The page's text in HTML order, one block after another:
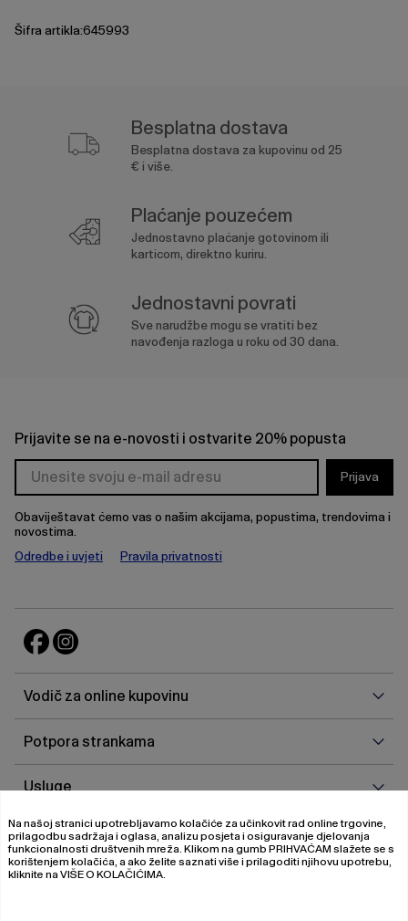
Šifra artikla:645993
Besplatna dostava
Besplatna dostava za kupovinu od 25
€ i više.
Plaćanje pouzećem
Jednostavno plaćanje gotovinom ili
karticom, direktno kuriru.
Jednostavni povrati
Sve narudžbe mogu se vratiti bez
navođenja razloga u roku od 30 dana.
Prijavite se na e-novosti i ostvarite 20% popusta
Prijava
Obaviještavat ćemo vas o našim akcijama, popustima, trendovima i
novostima.
Odredbe i uvjeti
Pravila privatnosti
Vodič za online kupovinu
Potpora strankama
Usluge
O
O nama
Na našoj stranici upotrebljavamo kolačiće za učinkovit rad online trgovine,
prilagodbu sadržaja i oglasa, analizu posjeta i osiguravanje djelovanja
funkcionalnosti društvenih mreža. Klikom na gumb PRIHVAĆAM slažete se s
korištenjem kolačića, a ako želite saznati više i prilagoditi njihovu upotrebu,
kliknite na VIŠE O KOLAČIĆIMA.